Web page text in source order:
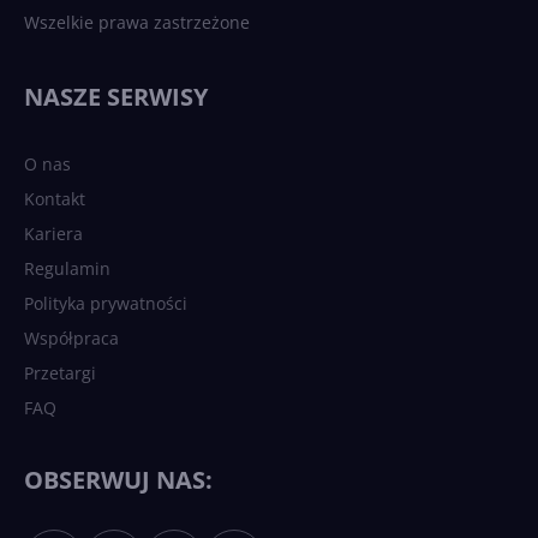
Wszelkie prawa zastrzeżone
NASZE SERWISY
O nas
Kontakt
Kariera
Regulamin
Polityka prywatności
Współpraca
Przetargi
FAQ
OBSERWUJ NAS: